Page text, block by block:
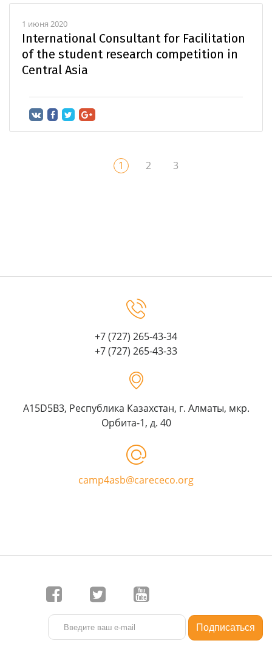
1 июня 2020
International Consultant for Facilitation
of the student research competition in
Central Asia
1 2 3
+7 (727) 265-43-34
+7 (727) 265-43-33
A15D5B3, Республика Казахстан, г. Алматы, мкр.
Орбита-1, д. 40
camp4asb@carececo.org